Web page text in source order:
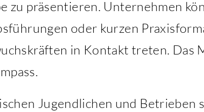
zu präsentieren. Unternehmen
oder kurzen
in Kontakt treten. Das
Jugendlichen und